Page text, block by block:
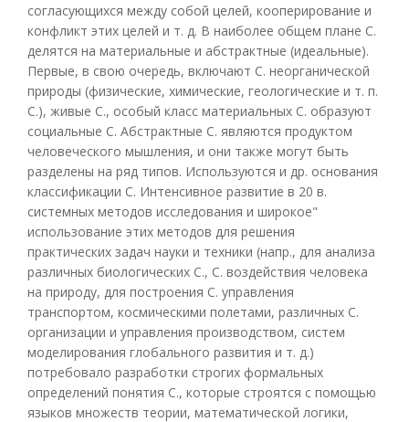
согласующихся между собой целей, кооперирование и
конфликт этих целей и т. д. В наиболее общем плане С.
делятся на материальные и абстрактные (идеальные).
Первые, в свою очередь, включают С. неорганической
природы (физические, химические, геологические и т. п.
С.), живые С., особый класс материальных С. образуют
социальные С. Абстрактные С. являются продуктом
человеческого мышления, и они также могут быть
разделены на ряд типов. Используются и др. основания
классификации С. Интенсивное развитие в 20 в.
системных методов исследования и широкое"
использование этих методов для решения
практических задач науки и техники (напр., для анализа
различных биологических С., С. воздействия человека
на природу, для построения С. управления
транспортом, космическими полетами, различных С.
организации и управления производством, систем
моделирования глобального развития и т. д.)
потребовало разработки строгих формальных
определений понятия С., которые строятся с помощью
языков множеств теории, математической логики,